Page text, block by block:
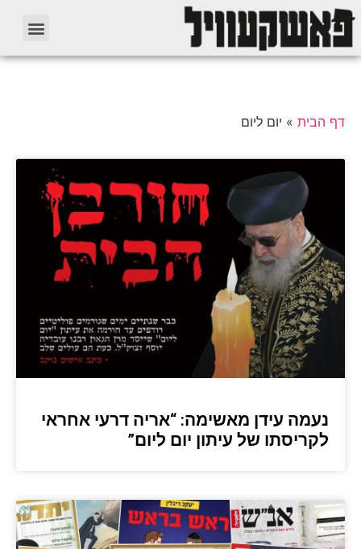
דף הבית » יום ליום
נעמה עידן מאשימה: “אריה דרעי אחראי
לקריסתו של עיתון יום ליום”